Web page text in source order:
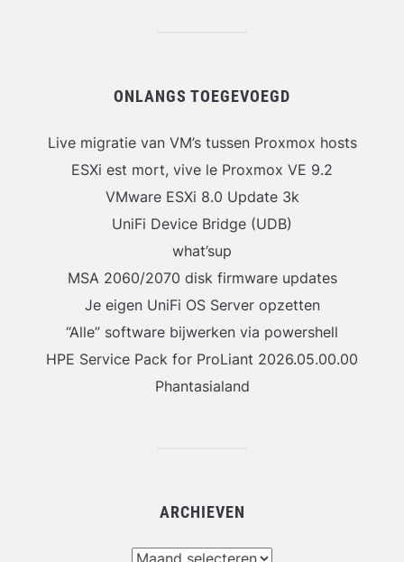
ONLANGS TOEGEVOEGD
Live migratie van VM’s tussen Proxmox hosts
ESXi est mort, vive le Proxmox VE 9.2
VMware ESXi 8.0 Update 3k
UniFi Device Bridge (UDB)
what’sup
MSA 2060/2070 disk firmware updates
Je eigen UniFi OS Server opzetten
“Alle” software bijwerken via powershell
HPE Service Pack for ProLiant 2026.05.00.00
Phantasialand
ARCHIEVEN